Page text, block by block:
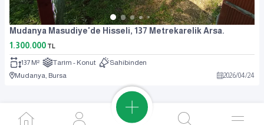
Mudanya Masudiye'de Hisseli, 137 Metrekarelik Arsa.
1.300.000 TL
137 M² Tarım - Konut
Sahibinden
Mudanya, Bursa
2026/04/24